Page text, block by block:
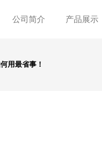
公司简介 产品展示
用最省事！